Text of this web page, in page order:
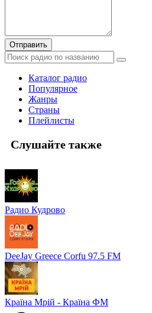
Отправить
Каталог радио
Популярное
Жанры
Страны
Плейлисты
Слушайте также
Радио Кудрово
DeeJay Greece Corfu 97.5 FM
Країна Мрій - Країна ФМ